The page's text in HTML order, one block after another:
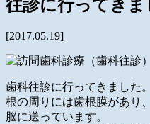
往診に行ってきま
[2017.05.19]
歯科往診に行ってきました。
根の周りには歯根膜があり
脳に送っています。